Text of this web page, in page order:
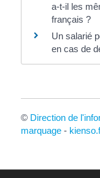
a-t-il les
français ?
Un salarié
en cas de
© Direction de
marquage-